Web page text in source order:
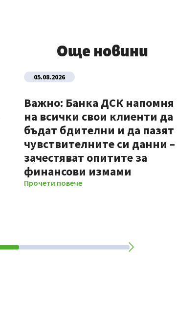
Още новини
05.08.2026
Важно: Банка ДСК напомня
на всички свои клиенти да
бъдат бдителни и да пазят
чувствителните си данни –
зачестяват опитите за
финансови измами
Прочети повече